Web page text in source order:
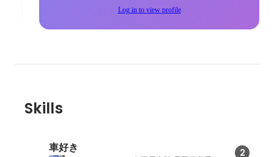
Log in to view profile
Skills
車好き 2